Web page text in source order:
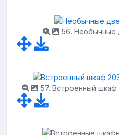
56. Необычные
57. Встроенный шкаф